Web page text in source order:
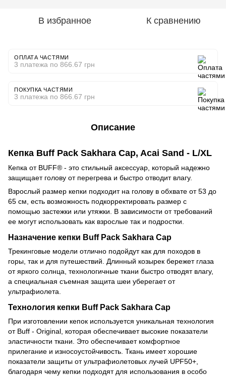
В избранное К сравнению
ОПЛАТА ЧАСТЯМИ
3 платежа по 866.67 грн
ПОКУПКА ЧАСТЯМИ
3 платежа по 866.67 грн
Описание
Кепка Buff Pack Sakhara Cap, Acai Sand - L/XL
Кепка от BUFF® - это стильный аксессуар, который надежно
защищает голову от перегрева и быстро отводит влагу.
Взрослый размер кепки подходит на голову в обхвате от 53 до
65 см, есть возможность подкорректировать размер с
помощью застежки или утяжки. В зависимости от требований
ее могут использовать как взрослые так и подростки.
Назначение кепки Buff Pack Sakhara Cap
Трекинговые модели отлично подойдут как для походов в
горы, так и для путешествий. Длинный козырек бережет глаза
от яркого солнца, технологичные ткани быстро отводят влагу,
а специальная съемная защита шеи уберегает от
ультрафиолета.
Технология кепки Buff Pack Sakhara Cap
При изготовлении кепок используется уникальная технология
от Buff - Original, которая обеспечивает высокие показатели
эластичности ткани. Это обеспечивает комфортное
прилегание и износоустойчивость. Ткань имеет хорошие
показатели защиты от ультрафиолетовых лучей UPF50+,
благодаря чему кепки подходят для использования в особо